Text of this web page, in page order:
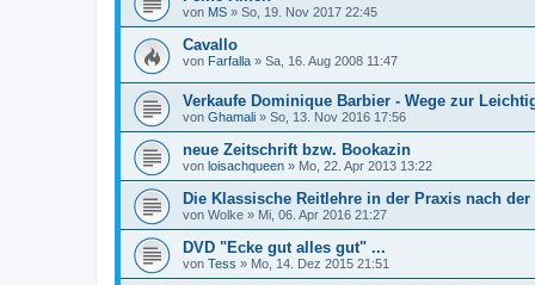
von MS » So, 19. Nov 2017 22:45
Cavallo
von Farfalla » Sa, 16. Aug 2008 11:47
Verkaufe Dominique Barbier - Wege zur
von Ghamali » So, 13. Nov 2016 17:56
neue Zeitschrift bzw. Bookazin
von loisachqueen » Mo, 22. Apr 2013 13:22
Die Klassische Reitlehre in der Praxis nach der
von Wolke » Mi, 06. Apr 2016 21:27
DVD "Ecke gut alles gut" ...
von Tess » Mo, 14. Dez 2015 21:51